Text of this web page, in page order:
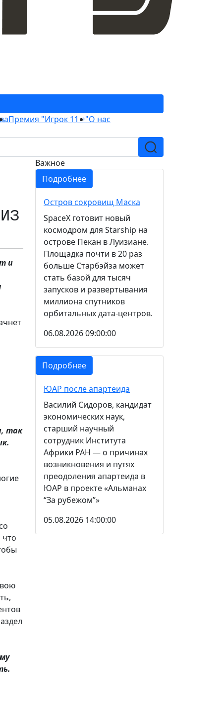
Премия "Игрок 11 +"О нас
и
так
Важное
Подробнее
Остров сокровищ Маска
SpaceX готовит новый
космодром для Starship на
острове Пекан в Луизиане.
Площадка почти в 20 раз
больше Старбэйза может
стать базой для тысяч
запусков и развертывания
миллиона спутников
орбитальных дата-центров.
06.08.2026 09:00:00
Подробнее
ЮАР после апартеида
Василий Сидоров, кандидат
экономических наук,
старший научный
сотрудник Института
Африки РАН — о причинах
возникновения и путях
преодоления апартеида в
ЮАР в проекте «Альманах
“За рубежом”»
05.08.2026 14:00:00